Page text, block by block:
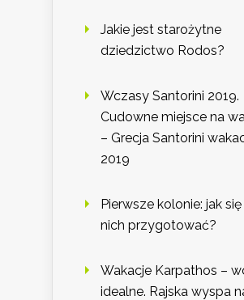
Jakie jest starożytne
dziedzictwo Rodos?
Wczasy Santorini 2019.
Cudowne miejsce na
– Grecja Santorini
2019
Pierwsze kolonie: jak
nich przygotować?
Wakacje Karpathos –
idealne. Rajska wyspa